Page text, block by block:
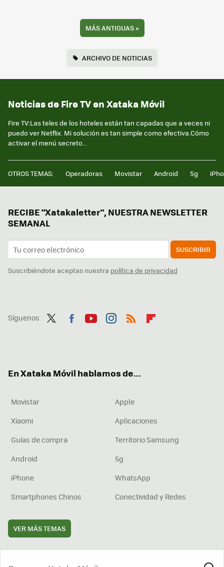
MÁS ANTIGUAS»
ARCHIVO DE NOTICIAS
Noticias de Fire TV en Xataka Móvil
Fire TV:Las teles de los hoteles están tan capadas que a veces ni
puedo ver Netflix. Mi solución es tan simple como efectiva.Cómo
activar el menú secreto...
OTROS TEMAS: Operadoras Movistar Android 5g
RECIBE "Xatakaletter", NUESTRA NEWSLETTER
SEMANAL
SUSCRIBIR
Suscribiéndote aceptas nuestra política de privacidad
Síguenos
En Xataka Móvil hablamos de...
Movistar
Apple
Xiaomi
Aplicaciones
Guías de compra
Territorio Samsung
Android
5g
iPhone
WhatsApp
Smartphones Chinos
Conectividad y Redes
VER MÁS TEMAS